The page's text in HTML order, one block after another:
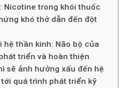
Nicotine trong khói thuốc
khó thở dẫn đến đột
thần kinh: Não bộ của
triển và hoàn thiện
sẽ ảnh hưởng xấu đến hệ
quá trình phát triển kỹ